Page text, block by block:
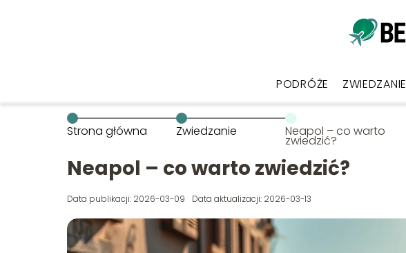
PODRÓŻE ZWIEDZANIE
Strona główna Zwiedzanie Neapol – co warto
zwiedzić?
Neapol – co warto zwiedzić?
Data publikacji: 2026-03-09 Data aktualizacji: 2026-03-13